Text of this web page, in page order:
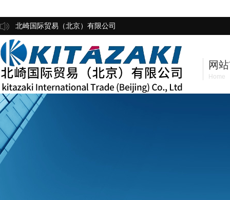
北崎国际贸易（北京）有限公司
网
Home